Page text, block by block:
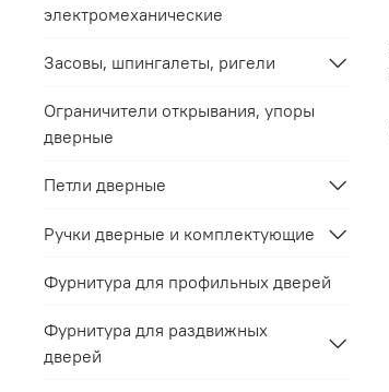
электромеханические
Засовы, шпингалеты, ригели
Ограничители открывания, упоры
дверные
Петли дверные
Ручки дверные и комплектующие
Фурнитура для профильных дверей
Фурнитура для раздвижных
дверей